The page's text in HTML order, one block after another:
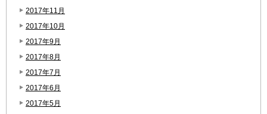
2017年11月
2017年10月
2017年9月
2017年8月
2017年7月
2017年6月
2017年5月